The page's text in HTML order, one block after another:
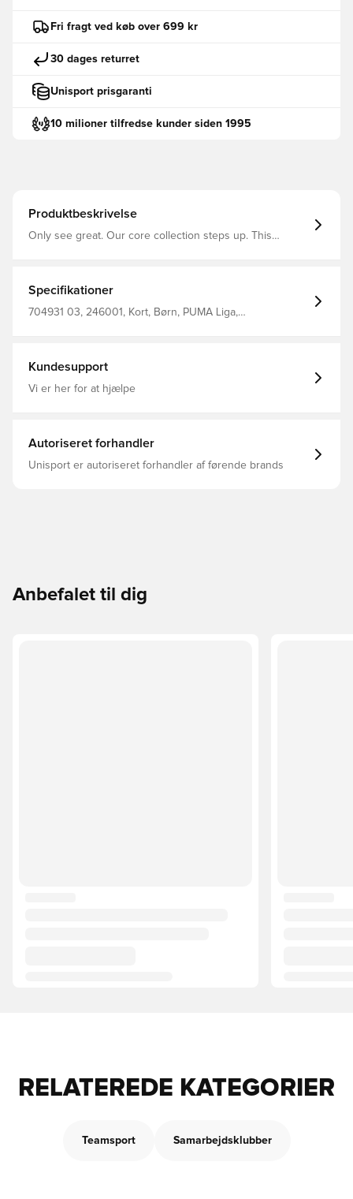
Fri fragt ved køb over 699 kr
30 dages returret
Unisport prisgaranti
10 milioner tilfredse kunder siden 1995
Produktbeskrivelse
Only see great. Our core collection steps up. This
the greates on pitch matches.
Specifikationer
704931 03, 246001, Kort, Børn, PUMA Liga,
Kundesupport
Vi er her for at hjælpe
Autoriseret forhandler
Unisport er autoriseret forhandler af førende brands
Anbefalet til dig
RELATEREDE KATEGORIER
Teamsport Samarbejdsklubber